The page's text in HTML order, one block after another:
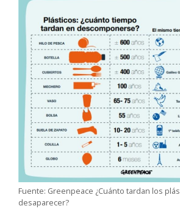
Fuente: Greenpeace ¿Cuánto tardan los
desaparecer?